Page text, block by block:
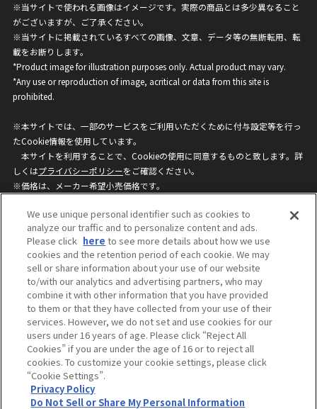
※当サイトで使われる画像はイメージです。実際の商品とは多少異なること
がございますが、ご了承ください。
※当サイトに掲載されているすべての画像、文章、データ等の無断転用、転
載をお断りします。
*Product image for illustration purposes only. Actual product may vary.
*Any use or reproduction of image, acritical or data from this site is
prohibited.
※本サイトでは、一部のサービスをご利用いただくために付与設定等を行っ
たCookie情報を使用しています。
本サイトを利用することで、Cookieの使用に同意するものと致します。詳
しくはプライバシーポリシーをご確認ください。
※価格は、メーカー希望小売価格です。
ざいますのでご了承ください。
privacypolicy
Do Not Sell or Share My
Personal Information
ウェブサイトご利用条件
ソーシャルメディアポリシー
個人情報保護方針
お問い合わせ
©BANDAI
We use unique personal identifier such as cookies to
analyze our traffic and to personalize content and ads.
Please click here to see more details about how we use
cookies and the retention period of each cookie. We may
sell or share information about your use of our website
to/with our analytics and advertising partners, who may
combine it with other information that you have provided
to them or that they have collected from your use of their
services. However, we do not set and use cookies for our
users under 16 years of age. Please click “Reject All
Cookies” if you are under the age of 16 or to reject all
cookies. To customize your cookie settings, please click
“Cookie Settings”.
Privacy Policy
Do Not Sell or Share My Personal Information